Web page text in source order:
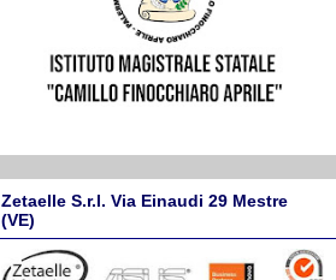
Zetaelle S.r.l. Via Einaudi 29 Mestre
(VE)